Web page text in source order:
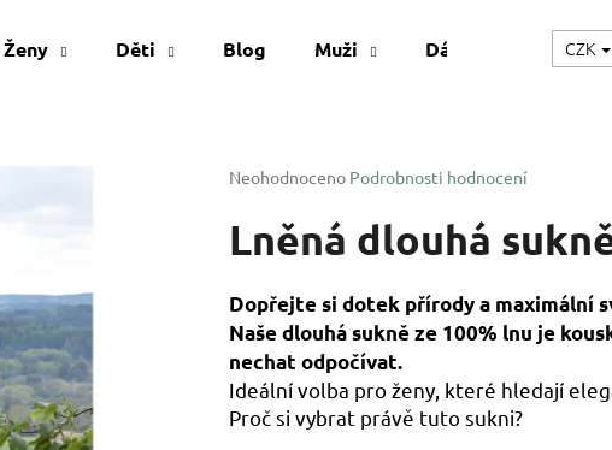
Ženy Děti Blog Muži Dárkový poukazCZK
Průměrné
produktu
5
hvězdiček.
Neohodnoceno Podrobnosti hodnocení
Lněná dlouhá
Dopřejte si dotek přírody a maximální
Naše dlouhá sukně ze 100% lnu je
nechat odpočívat.
Ideální volba pro ženy, které hledají
Proč si vybrat právě tuto sukni?
HLEDAT
Doporučujeme